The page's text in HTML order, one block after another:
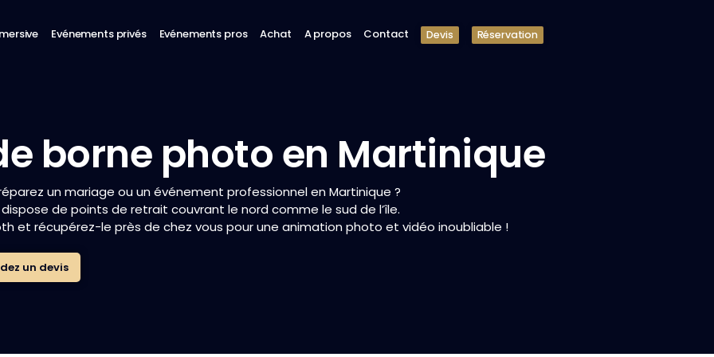
Evénements privés Evénements pros Achat A propos Contact Devis Réservation
borne photo en Martinique
un mariage ou un événement professionnel en Martinique ?
dispose de points de retrait couvrant le nord comme le sud de l’île.
et récupérez-le près de chez vous pour une animation photo et vidéo inoubliable !
un devis